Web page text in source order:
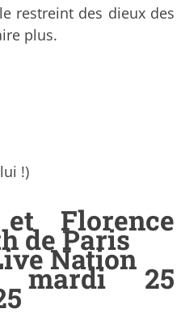
restreint des dieux des
plus.
!)
Florence
de Paris
Nation
25